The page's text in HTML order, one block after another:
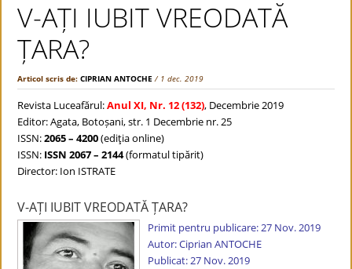
V-AȚI IUBIT VREODATĂ
ȚARA?
Articol scris de:CIPRIAN ANTOCHE / 1 dec. 2019
Revista Luceafărul:Anul XI, Nr. 12 (132), Decembrie 2019
Editor: Agata, Botoșani, str. 1 Decembrie nr. 25
ISSN:2065 – 4200(ediţia online)
ISSN: ISSN 2067 – 2144(formatul tipărit)
Director: Ion ISTRATE
V-AȚI IUBIT VREODATĂ ȚARA?
Primit pentru publicare: 27 Nov. 2019
Autor: Ciprian ANTOCHE
Publicat: 27 Nov. 2019